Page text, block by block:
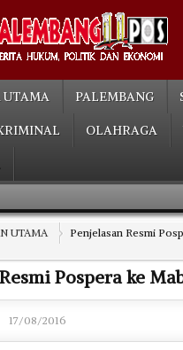
UTAMA PALEMBANG
OLAHRAGA
UTAMA
Penjelasan Resmi
Pospera ke
17/08/2016